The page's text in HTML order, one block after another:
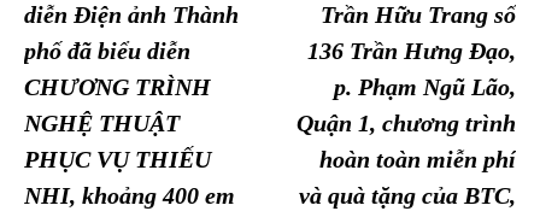
diễn Điện ảnh Thành
phố đã biểu diễn
CHƯƠNG TRÌNH
NGHỆ THUẬT
PHỤC VỤ THIẾU
NHI, khoảng 400 em
Trần Hữu Trang số
136 Trần Hưng Đạo,
p. Phạm Ngũ Lão,
Quận 1, chương trình
hoàn toàn miễn phí
và quà tặng của BTC,